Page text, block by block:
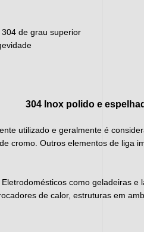
de grau superior
304 Inox polido e
utilizado e geralmente é
cromo. Outros elementos de liga
Eletrodomésticos como geladeiras e
de calor, estruturas em